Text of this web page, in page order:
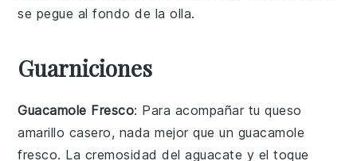
se pegue al fondo de la olla.
Guarniciones
Guacamole Fresco: Para acompañar tuqueso
amarillo casero, nada mejor que un guacamole
fresco. La cremosidad delaguacate y el toque